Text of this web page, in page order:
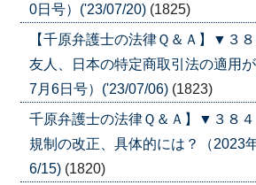
0日号）('23/07/20) (1825)
【千原弁護士の法律Ｑ＆Ａ】▼
友人、日本の特定商取引法の適用
7月6日号）('23/07/06) (1823)
千原弁護士の法律Ｑ＆Ａ】▼３８
規制の改正、具体的には？（2023
6/15) (1820)